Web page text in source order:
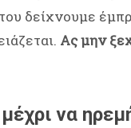
δείχνουμε
Ας μην
να